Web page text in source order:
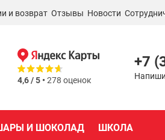
и возврат Отзывы Новости
4,6 / 5 •278 оценок
+7
И ШОКОЛАД ШКОЛА